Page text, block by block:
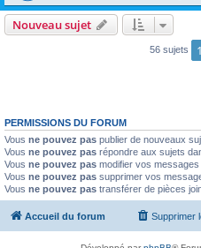
Nouveau sujet
56 sujets 1
PERMISSIONS DU FORUM
Vous ne pouvez pas publier de nouveaux
Vous ne pouvez pas répondre aux sujets
Vous ne pouvez pas modifier vos
Vous ne pouvez pas supprimer vos
Vous ne pouvez pas transférer de pièces
Accueil du forum Supprimer